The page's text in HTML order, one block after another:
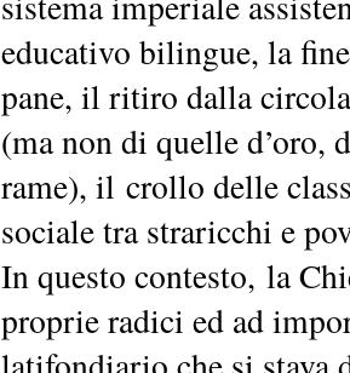
educativo bilingue, la
pane, il ritiro dalla
(ma non di quelle d’oro,
rame), il crollo delle
sociale tra straricchi e
In questo contesto, la
proprie radici ed ad